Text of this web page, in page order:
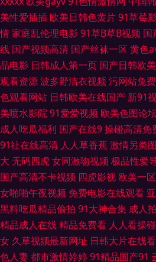
免费观看黄大全 日本三级人妻 天堂
色国产 日韩淫色网 亚洲爱豆天堂玩
洲社区电影 91欧美色色 www夜夜
久福利网 97视频福利 国产伪娘专区
视频免费网站 蜜臀TV69 亚洲AV女
碰刺激人人 日本后入视频 99超碰人
日本精品ay无码 五月丁香综合网
人在线 东京热三级 久久综合av 青
免 精品蜜桃av 老熟女91九色 欧美
美性爱插插 欧美日韩色黄片91草莓
情家庭乱伦理电影91草B草B视频 国
线 国产视频高清 国产丝袜一区 黄色
品电影 日韩成人第一页 国产日韩欧
观看资源波多野洁衣视频 污网站免
色观看网站 日韩欧美在线国产 新91
美喷水影院91爱爱视频 欧美色图论
成人吃瓜福利 国产在线9操碰高清免
91社在线高清 人人草香蕉激情另类
大 无码四虎 女同激吻视频 极品性爱
国产高清不卡视频 四虎影视 欧美一
女啪啪午夜视频 免费电影在线观看
黑料吃瓜精品偷拍 91大神合集 成人
精品成人在线精品免费看 人人看操碰
女 久草视频最新网址 日韩大片在线看
色人妻都市激情婷婷91精品国产91